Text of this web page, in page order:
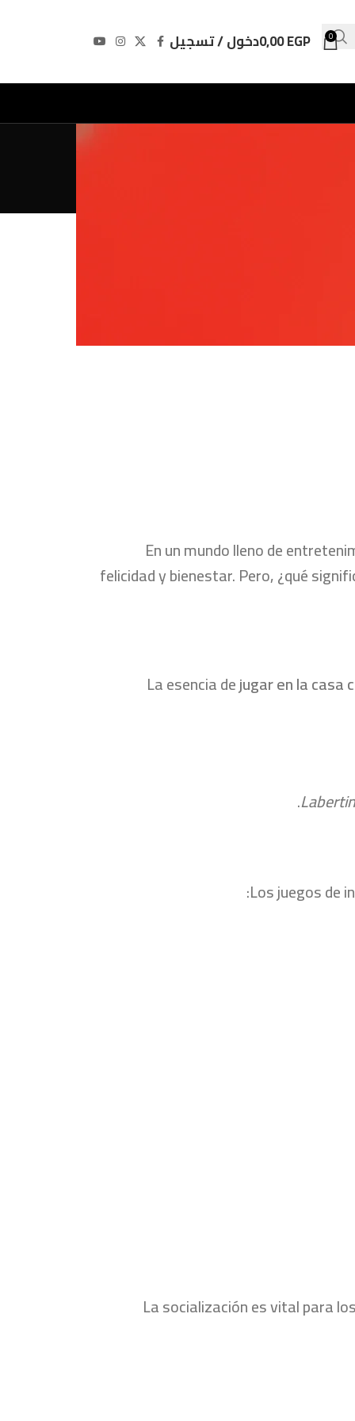
0
0,00EGP دخول / تسجيل
En un mundo lleno de
felicidad y bienestar. Pero, ¿qué
La esencia dejugar en la casa
Los juegos de
La socialización es vital para